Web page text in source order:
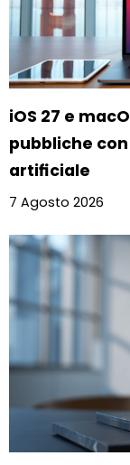
iOS 27 e
pubbliche
artificiale
7 Agosto 2026